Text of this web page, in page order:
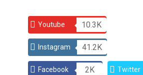
Youtube 10.3K
Instagram 41.2K
Facebook 2K Twitter